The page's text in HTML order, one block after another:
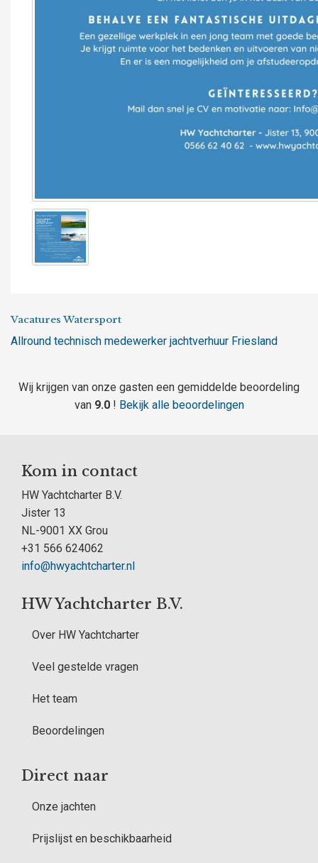
Vacatures Watersport
Allround technisch medewerker jachtverhuur Friesland
Wij krijgen van onze gasten een gemiddelde beoordeling
van 9.0 ! Bekijk alle beoordelingen
Kom in contact
HW Yachtcharter B.V.
Jister 13
NL-9001 XX Grou
+31 566 624062
info@hwyachtcharter.nl
HW Yachtcharter B.V.
Over HW Yachtcharter
Veel gestelde vragen
Het team
Beoordelingen
Direct naar
Onze jachten
Prijslijst en beschikbaarheid